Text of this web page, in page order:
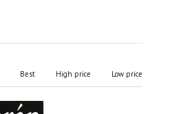
Best High price Low price